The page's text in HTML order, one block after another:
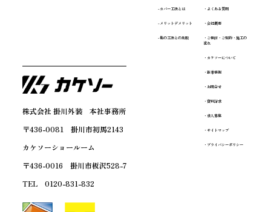
-カバー工法とは
-メリットデメリット
-他の工法との比較
・よくある質問
・会社概要
・ご検討・ご契約・施工の
流れ
・カケソーについて
・新着情報
・お問合せ
・資料請求
・求人募集
・サイトマップ
・プライバシーポリシー
株式会社 掛川外装 本社事務所
〒436-0081 掛川市初馬2143
カケソーショールーム
〒436-0016 掛川市板沢528-7
TEL 0120-831-832